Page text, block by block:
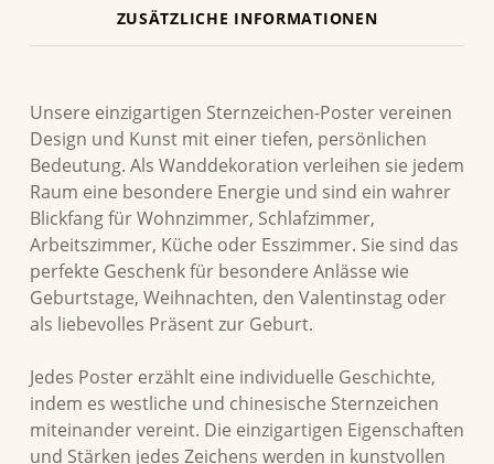
ZUSÄTZLICHE INFORMATIONEN
Unsere einzigartigen Sternzeichen-Poster vereinen
Design und Kunst mit einer tiefen, persönlichen
Bedeutung. Als Wanddekoration verleihen sie jedem
Raum eine besondere Energie und sind ein wahrer
Blickfang für Wohnzimmer, Schlafzimmer,
Arbeitszimmer, Küche oder Esszimmer. Sie sind das
perfekte Geschenk für besondere Anlässe wie
Geburtstage, Weihnachten, den Valentinstag oder
als liebevolles Präsent zur Geburt.
Jedes Poster erzählt eine individuelle Geschichte,
indem es westliche und chinesische Sternzeichen
miteinander vereint. Die einzigartigen Eigenschaften
und Stärken jedes Zeichens werden in kunstvollen